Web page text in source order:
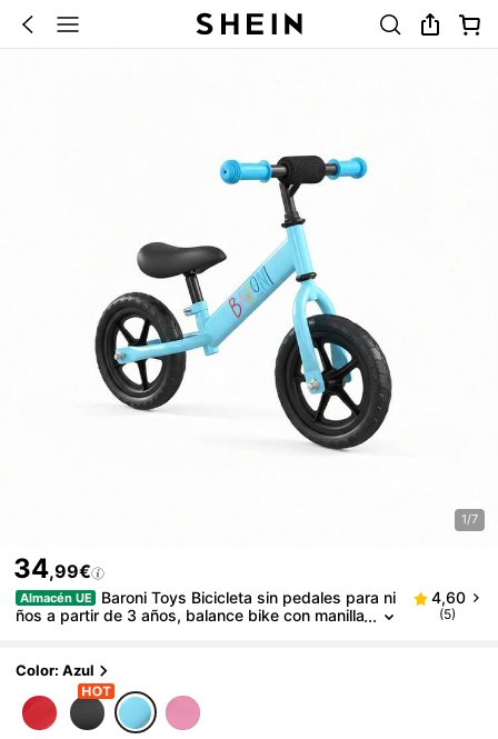
1/7
34,99€
Almacén UE
Baroni Toys Bicicleta sin pedales para ni
ños a partir de 3 años, balance bike con manilla
ilibrio y la coordinación, rojo, negro, azul, rosa
4,60
(5)
Color: Azul